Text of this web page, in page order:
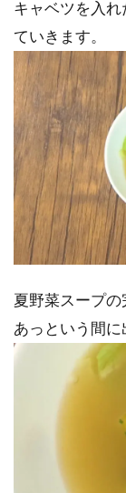
キャベツを入れ
ていきます。
夏野菜スープの
あっという間に